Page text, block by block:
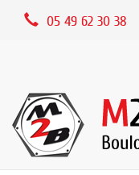
05 49 62 30 38